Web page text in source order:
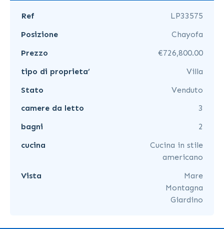
Ref
LP33575
Posizione
Chayofa
Prezzo
€726,800.00
tipo di proprieta’
Villa
Stato
Venduto
camere da letto
3
bagni
2
cucina
Cucina in stile
americano
Vista
Mare
Montagna
Giardino